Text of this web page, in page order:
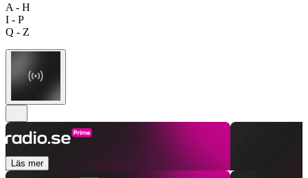
A - H
I - P
Q - Z
Läs mer